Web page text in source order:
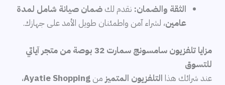
الثقة والضمان: نقدم لكضمان صيانة شامل لمدة
عامين، لشراء آمن واطمئنان طويل الأمد على جهازك.
مزايا تلفزيون سامسونج سمارت 32 بوصة من متجر آياتي
للتسوق
عند شرائك هذا التلفزيون المتميز منAyatie Shopping،